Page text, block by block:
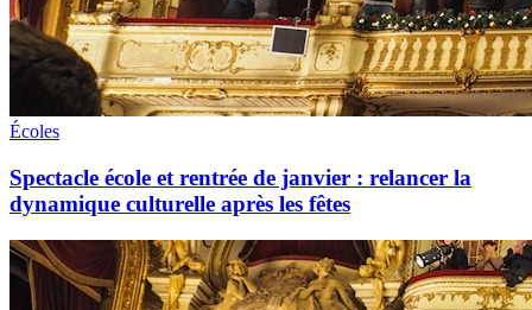
Écoles
Spectacle école et rentrée de janvier : relancer la
dynamique culturelle après les fêtes